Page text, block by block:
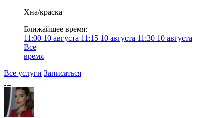
Хна/краска
Ближайшее время:
11:00 10 августа 11:15 10 августа 11:30 10 августа
Все
время
Все услуги Записаться